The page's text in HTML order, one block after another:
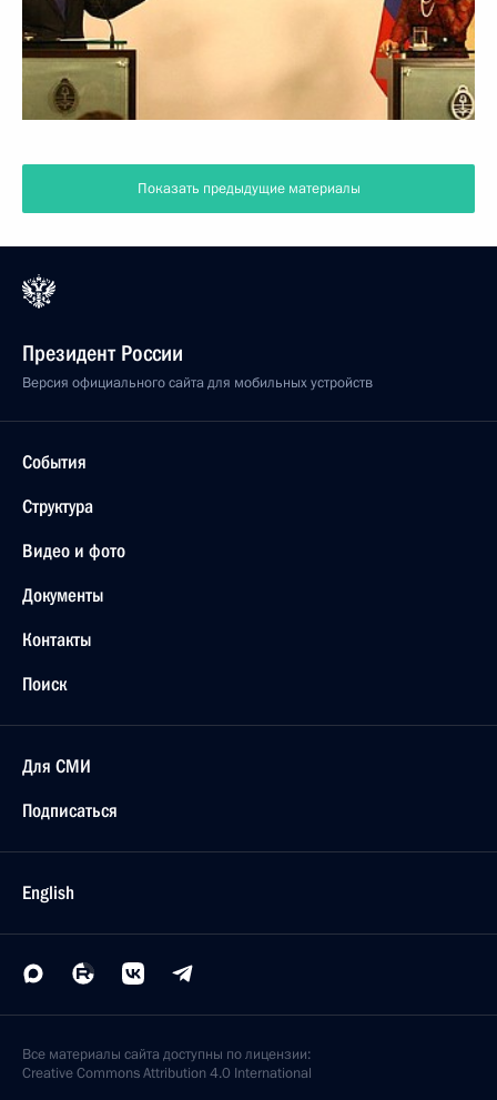
Показать предыдущие материалы
Президент России
Версия официального сайта для мобильных устройств
События
Структура
Видео и фото
Документы
Контакты
Поиск
Для СМИ
Подписаться
English
Все материалы сайта доступны по лицензии:
Creative Commons Attribution 4.0 International